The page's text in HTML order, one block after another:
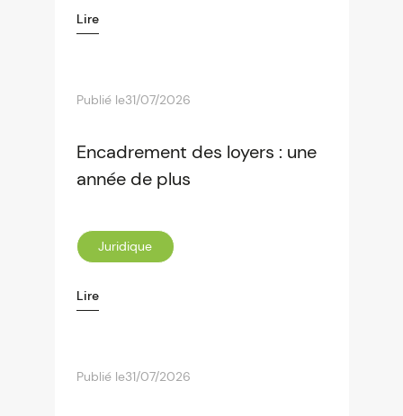
Lire
Publié le31/07/2026
Encadrement des loyers : une
année de plus
Juridique
Lire
Publié le31/07/2026